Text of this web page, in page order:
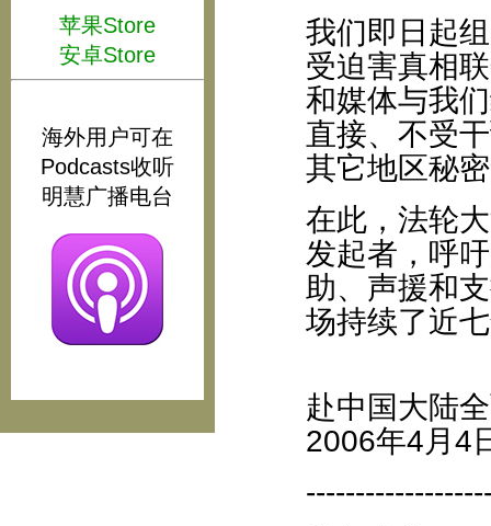
苹果Store
安卓Store
海外用户可在
Podcasts收听
明慧广播电台
我们即日起
受迫害真相
和媒体与我
直接、不受
其它地区秘
在此，法轮
发起者，呼
助、声援和
场持续了近
赴中国大陆
2006年4月4